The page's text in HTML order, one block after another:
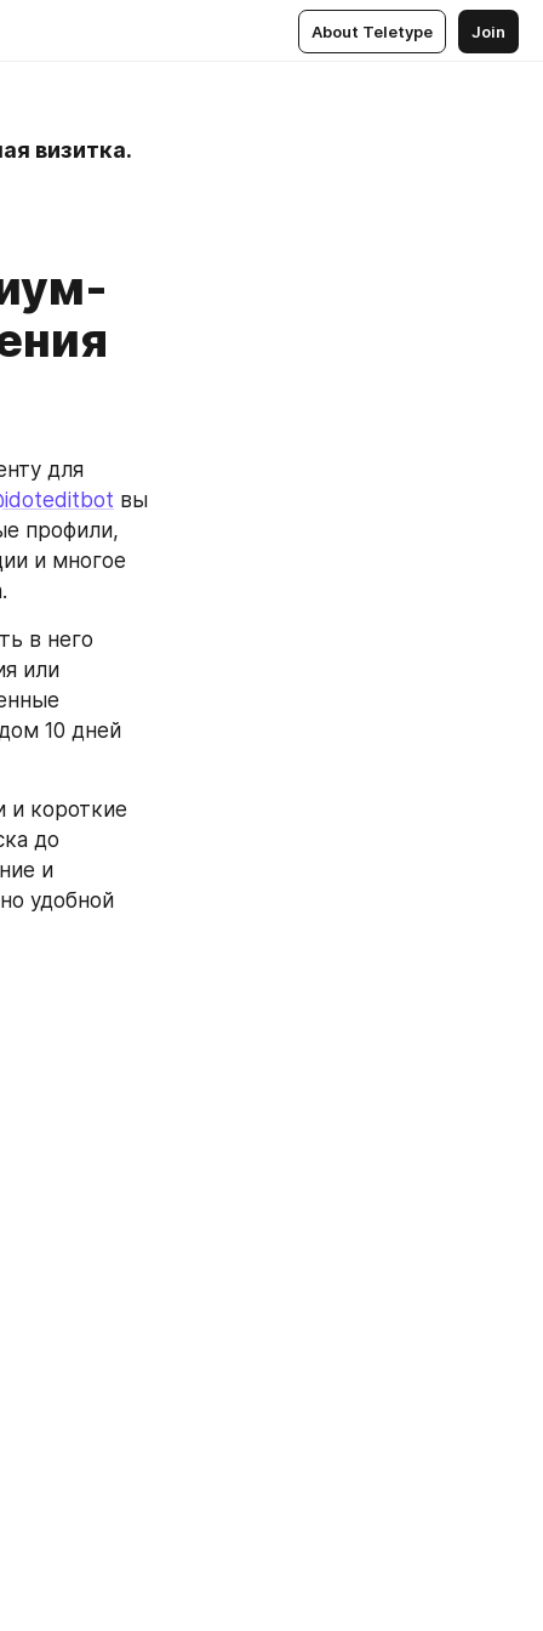
About Teletype Join
визитка.
для
вы
профили,
и многое
в него
или
10 дней
и короткие
до
и
удобной